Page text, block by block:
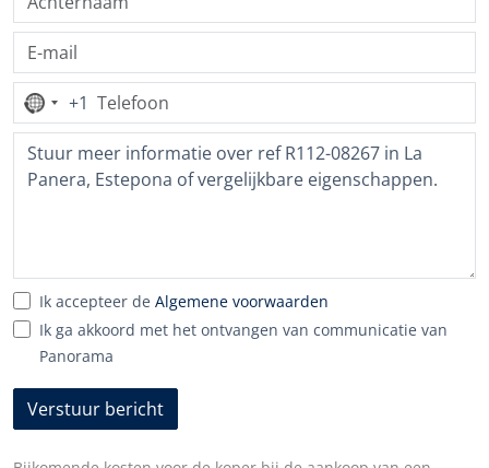
Geen
land
geselecteerd
+1
Ik accepteer de Algemene voorwaarden
Ik ga akkoord met het ontvangen van communicatie van
Panorama
Verstuur bericht